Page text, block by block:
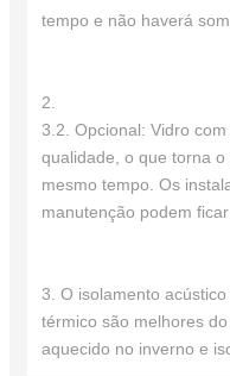
tempo e não haverá
2.
3.2. Opcional: Vidro
qualidade, o que torna
mesmo tempo. Os
manutenção podem
3. O isolamento
térmico são melhores
aquecido no inverno e